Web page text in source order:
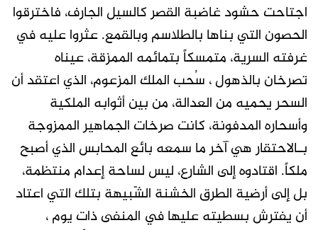
اجتاحت حشود غاضبة القصر كالسيل الجارف، فاخترقوا
الحصون التي بناها بالطلاسم وبالقمع. عثروا عليه في
غرفته السرية، متمسكاً بتمائمه الممزقة، عيناه
تصرخان بالذهول ، سُحب الملك المزعوم، الذي اعتقد أن
السحر يحميه من العدالة، من بين أثوابه الملكية
وأسحاره المدفونة، كانت صرخات الجماهير الممزوجة
بـالاحتقار هي آخر ما سمعه بائع المحابس الذي أصبح
ملكاً. اقتادوه إلى الشارع، ليس لساحة إعدام منتظمة،
بل إلى أرضية الطرق الخشنة الشّبيهة بتلك التي اعتاد
أن يفترش بسطيته عليها في المنفى ذات يوم ،